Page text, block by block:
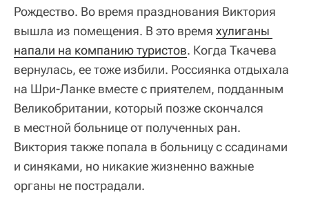
Рождество. Во время празднования Виктория
вышла из помещения. В это время хулиганы
напали на компанию туристов. Когда Ткачева
вернулась, ее тоже избили. Россиянка отдыхала
на Шри‑Ланке вместе с приятелем, подданным
Великобритании, который позже скончался
в местной больнице от полученных ран.
Виктория также попала в больницу с ссадинами
и синяками, но никакие жизненно важные
органы не пострадали.